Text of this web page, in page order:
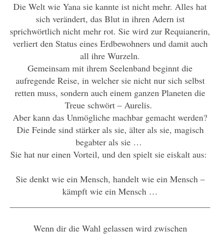
Die Welt wie Yana sie kannte ist nicht mehr. Alles hat
sich verändert, das Blut in ihren Adern ist
sprichwörtlich nicht mehr rot. Sie wird zur Requianerin,
verliert den Status eines Erdbewohners und damit auch
all ihre Wurzeln.
Gemeinsam mit ihrem Seelenband beginnt die
aufregende Reise, in welcher sie nicht nur sich selbst
retten muss, sondern auch einem ganzen Planeten die
Treue schwört – Aurelis.
Aber kann das Unmögliche machbar gemacht werden?
Die Feinde sind stärker als sie, älter als sie, magisch
begabter als sie …
Sie hat nur einen Vorteil, und den spielt sie eiskalt aus:
Sie denkt wie ein Mensch, handelt wie ein Mensch –
kämpft wie ein Mensch …
Wenn dir die Wahl gelassen wird zwischen